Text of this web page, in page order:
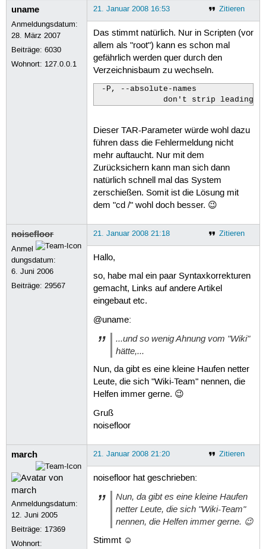
uname
Anmeldungsdatum:
28. März 2007
Beiträge:6030
Wohnort: 127.0.0.1
Zitieren
21. Januar 2008 16:53
Das stimmt natürlich. Nur in Scripten (vor
allem als "root") kann es schon mal
gefährlich werden quer durch den
Verzeichnisbaum zu wechseln.
-P, --absolute-names
don't strip leading
Dieser TAR-Parameter würde wohl dazu
führen dass die Fehlermeldung nicht
mehr auftaucht. Nur mit dem
Zurücksichern kann man sich dann
natürlich schnell mal das System
zerschießen. Somit ist die Lösung mit
dem "cd /" wohl doch besser. 😉
noisefloor
Anmel
dungsdatum:
6. Juni 2006
Beiträge:29567
Zitieren
21. Januar 2008 21:18
Hallo,
so, habe mal ein paar Syntaxkorrekturen
gemacht, Links auf andere Artikel
eingebaut etc.
@uname:
...und so wenig Ahnung vom "Wiki"
hätte,...
Nun, da gibt es eine kleine Haufen netter
Leute, die sich "Wiki-Team" nennen, die
Helfen immer gerne. 😉
Gruß
noisefloor
march
Anmeldungsdatum:
12. Juni 2005
Beiträge: 17369
Wohnort:
Zitieren
21. Januar 2008 21:20
noisefloor hat geschrieben:
Nun, da gibt es eine kleine Haufen
netter Leute, die sich "Wiki-Team"
nennen, die Helfen immer gerne. 😉
Stimmt ☺